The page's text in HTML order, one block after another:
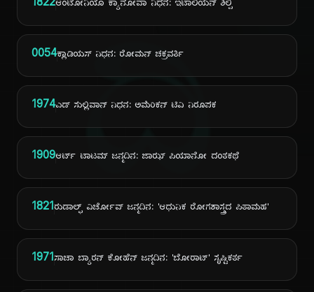
ದಿ
1822ಆಂಟೋನಿಯೊ ಕ್ಯಾನೋವಾ ನಿಧನ: ಇಟಾಲಿಯನ್ ಶಿಲ್ಪಿ
0054ಕ್ಲಾಡಿಯಸ್ ನಿಧನ: ರೋಮನ್ ಚಕ್ರವರ್ತಿ
1974ಎಡ್ ಸುಲ್ಲಿವಾನ್ ನಿಧನ: ಅಮೆರಿಕನ್ ಟಿವಿ ನಿರೂಪಕ
1909ಆರ್ಟ್ ಟಾಟಮ್ ಜನ್ಮದಿನ: ಜಾಝ್ ಪಿಯಾನೋ ದಂತಕಥೆ
1821ರುಡಾಲ್ಫ್ ವಿರ್ಚೋವ್ ಜನ್ಮದಿನ: 'ಆಧುನಿಕ ರೋಗಶಾಸ್ತ್ರದ ಪಿತಾಮಹ'
1971ಸಾಚಾ ಬ್ಯಾರನ್ ಕೋಹೆನ್ ಜನ್ಮದಿನ: 'ಬೋರಾಟ್' ಸೃಷ್ಟಿಕರ್ತ